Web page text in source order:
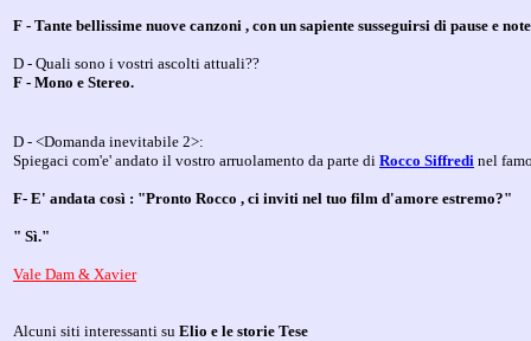
F - Tante bellissime nuove canzoni , con un sapiente susseguirsi di pause e
D - Quali sono i vostri ascolti attuali??
F - Mono e Stereo.
D - <Domanda inevitabile 2>:
Spiegaci com'e' andato il vostro arruolamento da parte di Rocco Siffredi nel
F- E' andata così : "Pronto Rocco , ci inviti nel tuo film d'amore estremo?"
" Sì."
Vale Dam & Xavier
Alcuni siti interessanti su Elio e le storie Tese